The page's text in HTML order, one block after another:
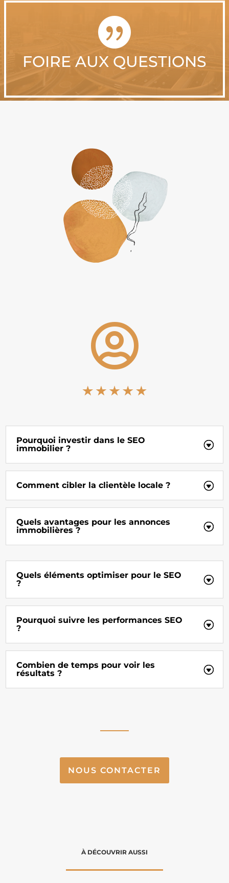

FOIRE AUX QUESTIONS

Pourquoi investir dans le SEO
immobilier ?
Comment cibler la clientèle locale ?
Quels avantages pour les annonces
immobilières ?
Quels éléments optimiser pour le SEO
?
Pourquoi suivre les performances SEO
?
Combien de temps pour voir les
résultats ?
NOUS CONTACTER
À DÉCOUVRIR AUSSI